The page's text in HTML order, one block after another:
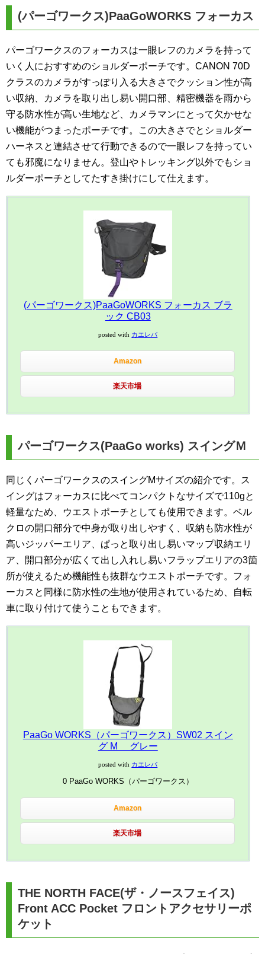
(パーゴワークス)PaaGoWORKS フォーカス
パーゴワークスのフォーカスは一眼レフのカメラを持って
いく人におすすめのショルダーポーチです。CANON 70D
クラスのカメラがすっぽり入る大きさでクッション性が高
い収納、カメラを取り出し易い開口部、精密機器を雨から
守る防水性が高い生地など、カメラマンにとって欠かせな
い機能がつまったポーチです。この大きさでとショルダー
ハーネスと連結させて行動できるので一眼レフを持ってい
ても邪魔になりません。登山やトレッキング以外でもショ
ルダーポーチとしてたすき掛けにして仕えます。
(パーゴワークス)PaaGoWORKS フォーカス ブラ
ック CB03
posted with カエレバ
Amazon
楽天市場
パーゴワークス(PaaGo works) スイングＭ
同じくパーゴワークスのスイングMサイズの紹介です。ス
イングはフォーカスに比べてコンパクトなサイズで110gと
軽量なため、ウエストポーチとしても使用できます。ベル
クロの開口部分で中身が取り出しやすく、収納も防水性が
高いジッパーエリア、ぱっと取り出し易いマップ収納エリ
ア、開口部分が広くて出し入れし易いフラップエリアの3箇
所が使えるため機能性も抜群なウエストポーチです。フォ
ーカスと同様に防水性の生地が使用されているため、自転
車に取り付けて使うこともできます。
PaaGo WORKS（パーゴワークス）SW02 スイン
グ M グレー
posted with カエレバ
0 PaaGo WORKS（パーゴワークス）
Amazon
楽天市場
THE NORTH FACE(ザ・ノースフェイス)
Front ACC Pocket フロントアクセサリーポ
ケット